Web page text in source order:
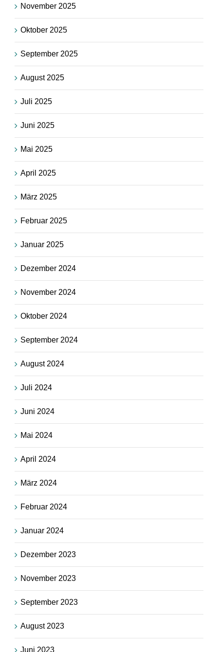
November 2025
Oktober 2025
September 2025
August 2025
Juli 2025
Juni 2025
Mai 2025
April 2025
März 2025
Februar 2025
Januar 2025
Dezember 2024
November 2024
Oktober 2024
September 2024
August 2024
Juli 2024
Juni 2024
Mai 2024
April 2024
März 2024
Februar 2024
Januar 2024
Dezember 2023
November 2023
September 2023
August 2023
Juni 2023